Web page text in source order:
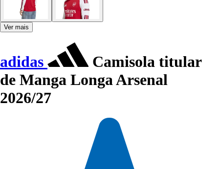
Ver mais
adidas
Camisola titular
de Manga Longa Arsenal
2026/27